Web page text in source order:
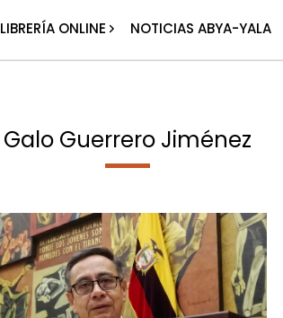
LIBRERÍA ONLINE NOTICIAS ABYA-YALA
Galo Guerrero Jiménez